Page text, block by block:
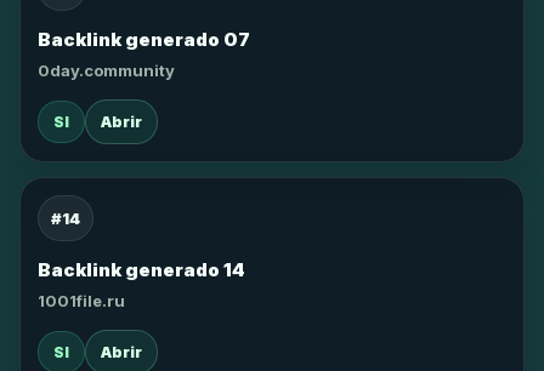
Backlink generado 07
0day.community
SI Abrir
#14
Backlink generado 14
1001file.ru
SI Abrir